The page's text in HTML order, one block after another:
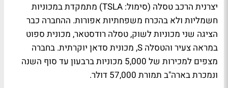
יצרנית הרכב טסלה (סימול: TSLA) מתמקדת במכוניות
חשמליות ולא בהכרח משפחתיות אפורות. ההחברה כבר
הציגה שני מכוניות לשוק, טסלה רודסטאר, מכונית ספוט
במראה צעיר והטסלה S, מכונית סדאן יוקרתית. בחברה
מצפים למכירות של 5,000 מכוניות ברבעון עד סוף השנה
ונמכרת בארה"ב תמורת 57,000 דולר.